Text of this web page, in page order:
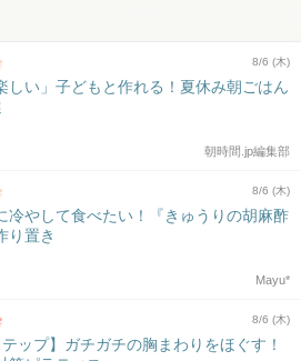
8/6 (木)
しい」子どもと作れる！夏休み朝ごはん
朝時間.jp編集部
8/6 (木)
冷やして食べたい！『きゅうりの胡麻酢
り置き
Mayu*
8/6 (木)
テップ】ガチガチの胸まわりをほぐす！